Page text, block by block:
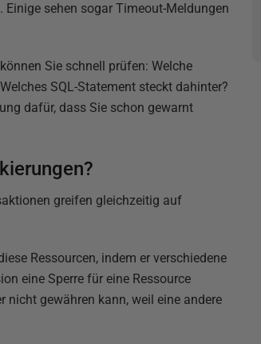
sehen sogar Timeout-Meldungen
Sie schnell prüfen: Welche
SQL-Statement steckt dahinter?
dafür, dass Sie schon gewarnt
greifen gleichzeitig auf
Ressourcen, indem er verschiedene
eine Sperre für eine Ressource
nicht gewähren kann, weil eine andere